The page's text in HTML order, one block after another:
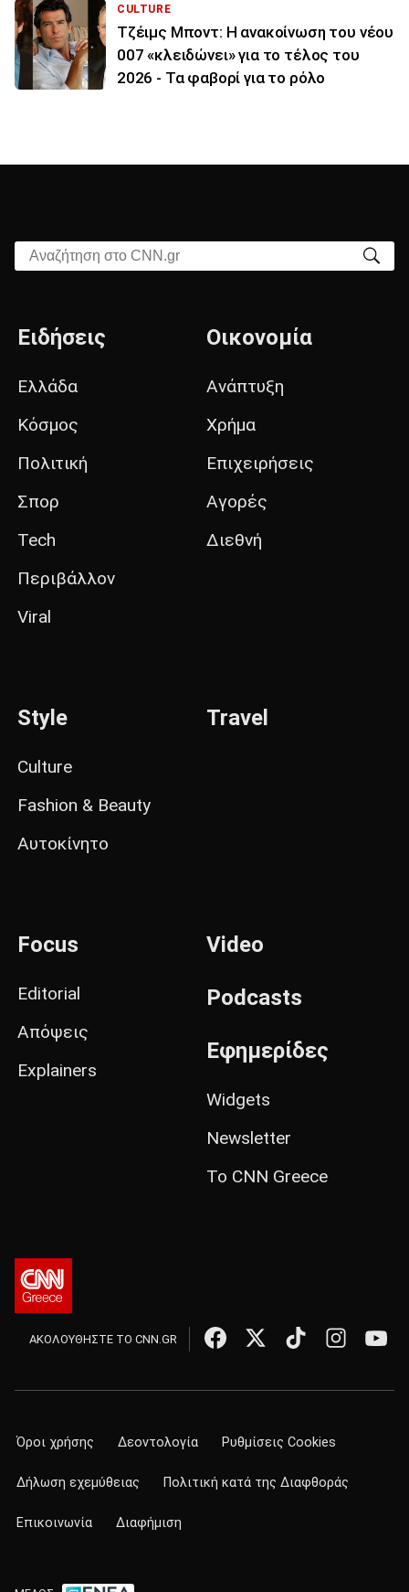
CULTURE
Τζέιμς Μποντ: Η ανακοίνωση του νέου
007 «κλειδώνει» για το τέλος του
2026 - Τα φαβορί για το ρόλο
Αναζήτηση στο CNN.gr
Ειδήσεις
Ελλάδα
Κόσμος
Πολιτική
Σπορ
Tech
Περιβάλλον
Viral
Οικονομία
Ανάπτυξη
Χρήμα
Επιχειρήσεις
Αγορές
Διεθνή
Style
Culture
Fashion & Beauty
Αυτοκίνητο
Travel
Focus
Editorial
Απόψεις
Explainers
Video
Podcasts
Εφημερίδες
Widgets
Newsletter
Το CNN Greece
ΑΚΟΛΟΥΘΗΣΤΕ ΤΟ CNN.GR
Όροι χρήσης Δεοντολογία Ρυθμίσεις Cookies
Δήλωση εχεμύθειας Πολιτική κατά της Διαφθοράς
Επικοινωνία Διαφήμιση